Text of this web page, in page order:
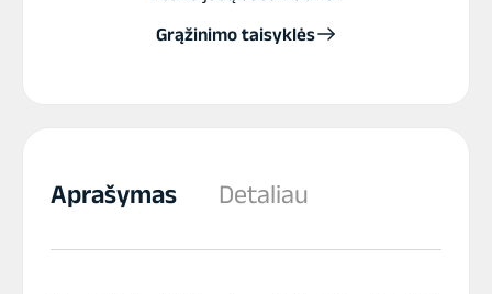
Grąžinimo taisyklės
Aprašymas Detaliau